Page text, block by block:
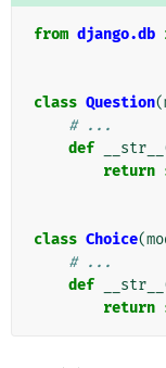
from django.db
class Question(
# ...
def
__str__
return
class Choice(
# ...
def
__str__
return